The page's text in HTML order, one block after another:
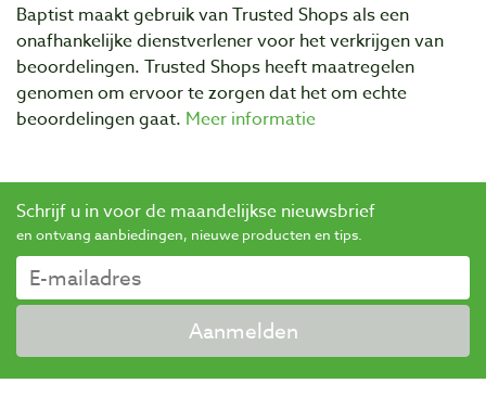
Baptist maakt gebruik van Trusted Shops als een
onafhankelijke dienstverlener voor het verkrijgen van
beoordelingen. Trusted Shops heeft maatregelen
genomen om ervoor te zorgen dat het om echte
beoordelingen gaat. Meer informatie
Schrijf u in voor de maandelijkse nieuwsbrief
en ontvang aanbiedingen, nieuwe producten en tips.
Aanmelden